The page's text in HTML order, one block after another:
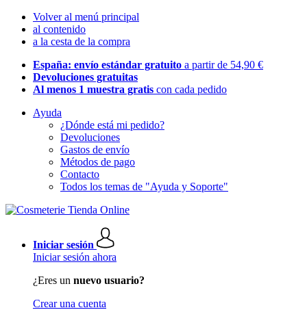
Volver al menú principal
al contenido
a la cesta de la compra
España: envío estándar gratuito a partir de 54,90 €
Devoluciones gratuitas
Al menos 1 muestra gratis con cada pedido
Ayuda
¿Dónde está mi pedido?
Devoluciones
Gastos de envío
Métodos de pago
Contacto
Todos los temas de "Ayuda y Soporte"
Iniciar sesión
Iniciar sesión ahora
¿Eres un nuevo usuario?
Crear una cuenta